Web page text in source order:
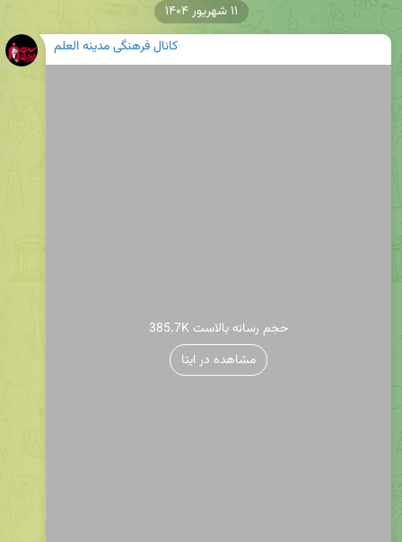
کانال فرهنگی مدینه العلم
385.7K حجم رسانه بالاست
مشاهده در ایتا
۱۱ شهریور ۱۴۰۴